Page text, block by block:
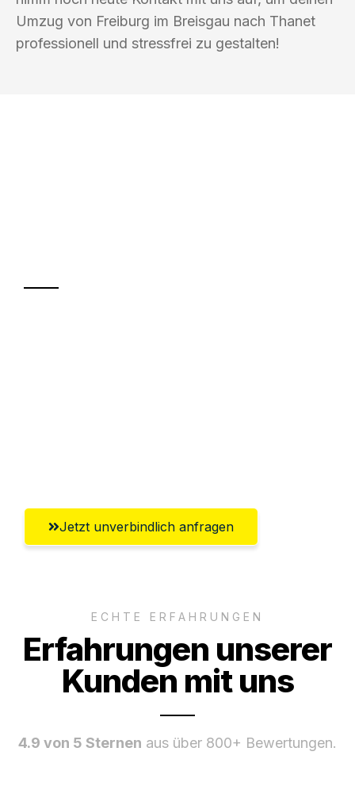
Umzug von Freiburg im Breisgau nach Thanet
professionell und stressfrei zu gestalten!
Jetzt unverbindlich anfragen
ECHTE ERFAHRUNGEN
Erfahrungen unserer
Kunden mit uns
4.9 von 5 Sternen aus über 800+ Bewertungen.